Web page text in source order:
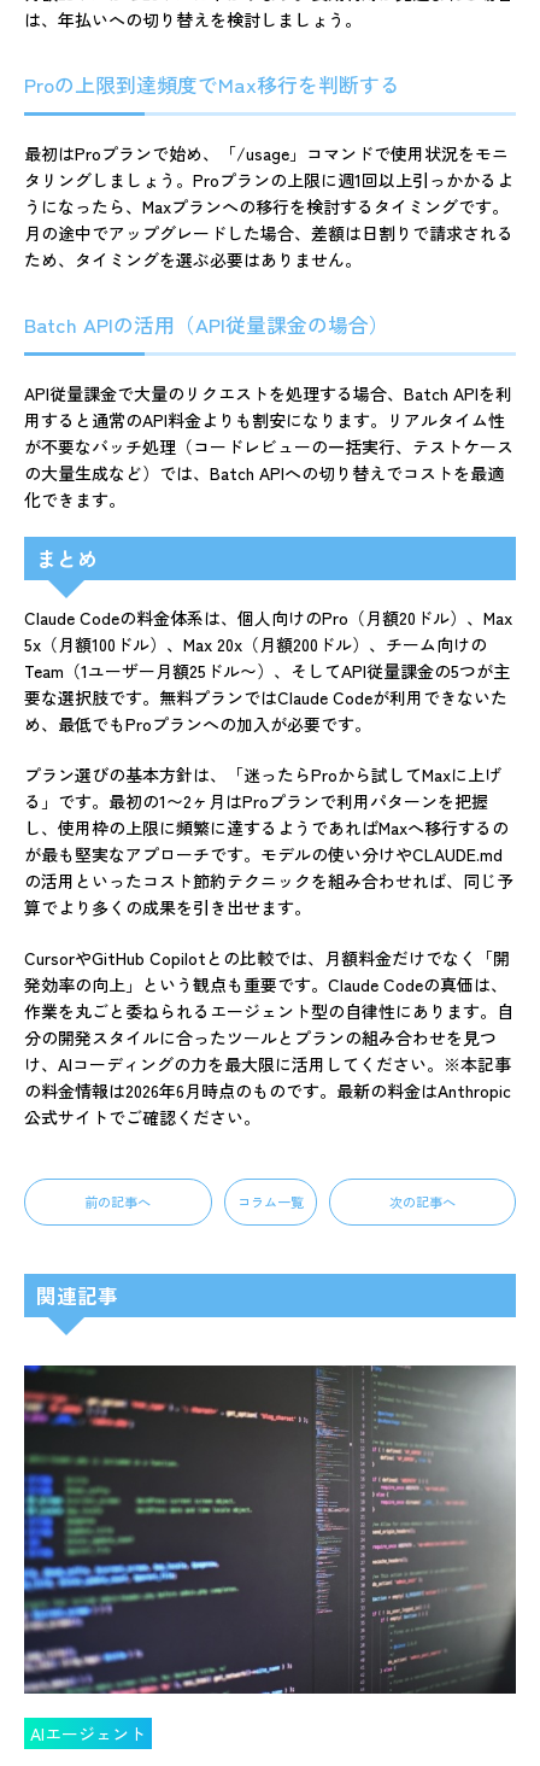
は、年払いへの切り替えを検討しましょう。
Proの上限到達頻度でMax移行を判断する
最初はProプランで始め、「/usage」コマンドで使用状況をモニ
タリングしましょう。Proプランの上限に週1回以上引っかかるよ
うになったら、Maxプランへの移行を検討するタイミングです。
月の途中でアップグレードした場合、差額は日割りで請求される
ため、タイミングを選ぶ必要はありません。
Batch APIの活用（API従量課金の場合）
API従量課金で大量のリクエストを処理する場合、Batch APIを利
用すると通常のAPI料金よりも割安になります。リアルタイム性
が不要なバッチ処理（コードレビューの一括実行、テストケース
の大量生成など）では、Batch APIへの切り替えでコストを最適
化できます。
まとめ
Claude Codeの料金体系は、個人向けのPro（月額20ドル）、Max
5x（月額100ドル）、Max 20x（月額200ドル）、チーム向けの
Team（1ユーザー月額25ドル〜）、そしてAPI従量課金の5つが主
要な選択肢です。無料プランではClaude Codeが利用できないた
め、最低でもProプランへの加入が必要です。
プラン選びの基本方針は、「迷ったらProから試してMaxに上げ
る」です。最初の1〜2ヶ月はProプランで利用パターンを把握
し、使用枠の上限に頻繁に達するようであればMaxへ移行するの
が最も堅実なアプローチです。モデルの使い分けやCLAUDE.md
の活用といったコスト節約テクニックを組み合わせれば、同じ予
算でより多くの成果を引き出せます。
CursorやGitHub Copilotとの比較では、月額料金だけでなく「開
発効率の向上」という観点も重要です。Claude Codeの真価は、
作業を丸ごと委ねられるエージェント型の自律性にあります。自
分の開発スタイルに合ったツールとプランの組み合わせを見つ
け、AIコーディングの力を最大限に活用してください。※本記事
の料金情報は2026年6月時点のものです。最新の料金はAnthropic
公式サイトでご確認ください。
前の記事へ コラム一覧 次の記事へ
関連記事
AIエージェント